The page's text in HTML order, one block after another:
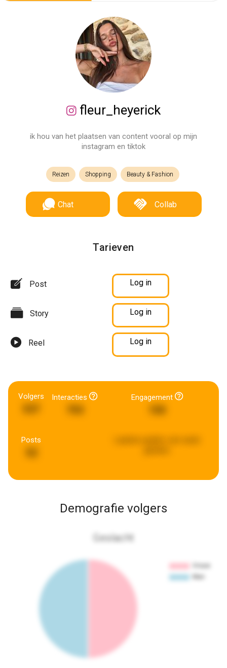
fleur_heyerick
ik hou van het plaatsen van content vooral op mijn
instagram en tiktok
Reizen Shopping Beauty & Fashion
Chat Collab
Tarieven
Post Log in
Story Log in
Reel Log in
Volgers Interacties Engagement
Posts
Demografie volgers
Geslacht